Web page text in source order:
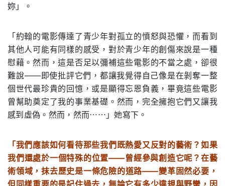
妳」。
「約翰的電影傳達了青少年對孤立的憤怒與恐懼，而看到
其他人可能有同樣的感受，對於青少年的創傷來說是一種
慰藉。然而，這是否足以彌補這些電影的不當之處，卻很
難說——即使批評它們，都讓我覺得自己像是在剝奪一整
個世代最珍貴的回憶，或是顯得忘恩負義，畢竟這些電影
曾幫助奠定了我的事業基礎。然而，完全擁抱它們又讓我
感到虛偽。然而，然而⋯⋯」她寫下。
「我們應該如何看待那些我們既熱愛又反對的藝術？如果
我們還處於一個特殊的位置——曾經參與創造它呢？在藝
術領域，抹去歷史是一條危險的道路——變革固然必要，